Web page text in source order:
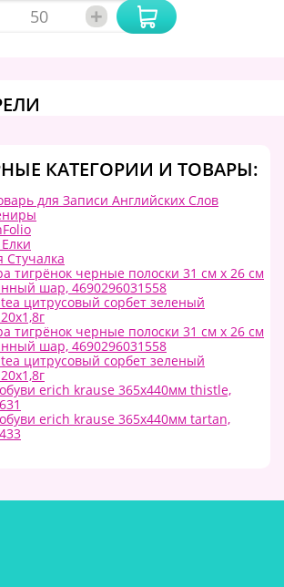
+
КАТЕГОРИИ И ТОВАРЫ:
для Записи Английских Слов
Стучалка
тигрёнок черные полоски 31 см х 26 см
шар, 4690296031558
цитрусовый сорбет зеленый
тигрёнок черные полоски 31 см х 26 см
шар, 4690296031558
цитрусовый сорбет зеленый
erich krause 365x440мм thistle,
erich krause 365x440мм tartan,